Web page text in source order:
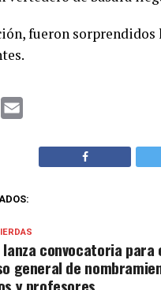
fueron sorprendidos
WhatsApp
lanza convocatoria para
general de